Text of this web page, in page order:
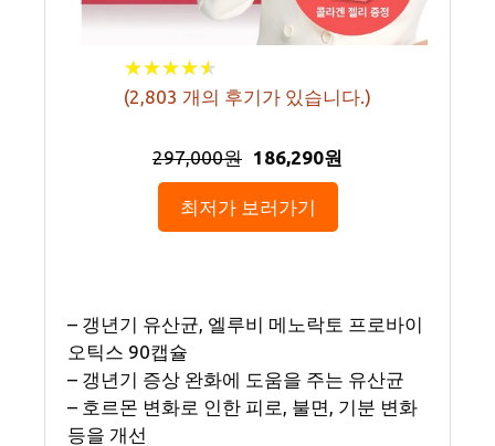
★★★★★
★★★★★
(2,803 개의 후기가 있습니다.)
297,000원 186,290원
최저가 보러가기
– 갱년기 유산균, 엘루비 메노락토 프로바이
오틱스 90캡슐
– 갱년기 증상 완화에 도움을 주는 유산균
– 호르몬 변화로 인한 피로, 불면, 기분 변화
등을 개선